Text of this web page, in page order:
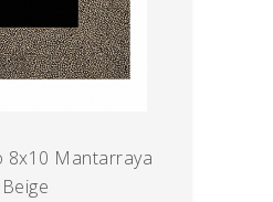
8x10 Mantarraya
Beige